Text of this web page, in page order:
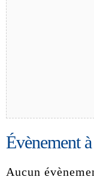
Évènement
Aucun